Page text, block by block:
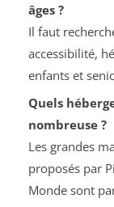
âges ?
Il faut
accessibilité,
enfants et
Quels
nombreuse ?
Les grandes
proposés par
Monde sont